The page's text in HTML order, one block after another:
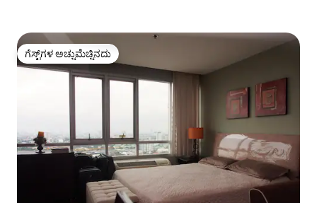
ಗೆಸ್ಟ್‌ಗಳ ಅಚ್ಚುಮೆಚ್ಚಿನದು
ಗೆಸ್ಟ್‌ಗಳ ಅಚ್ಚುಮೆಚ್ಚಿನದು